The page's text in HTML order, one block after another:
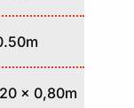
x 0,80m